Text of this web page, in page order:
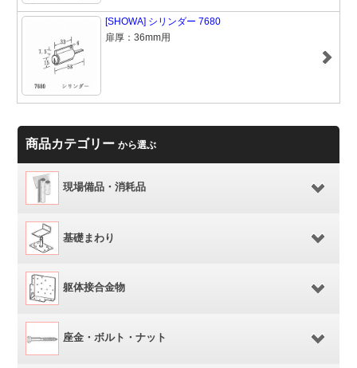
[SHOWA] シリンダー 7680
扉厚：36mm用
商品カテゴリーから選ぶ
現場備品・消耗品
基礎まわり
躯体接合金物
座金・ボルト・ナット